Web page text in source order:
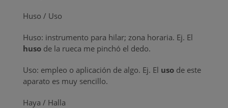
Huso / Uso
Huso: instrumento para hilar; zona horaria. Ej. El
husode la rueca me pinchó el dedo.
Uso: empleo o aplicación de algo. Ej. El usode este
aparato es muy sencillo.
Haya / Halla